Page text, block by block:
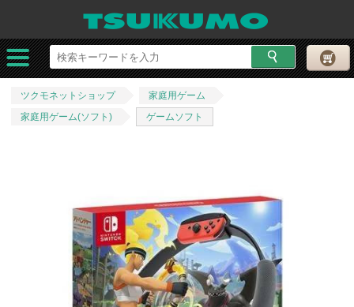
ツクモネットショップ
家庭用ゲーム
家庭用ゲーム(ソフト)
ゲームソフト